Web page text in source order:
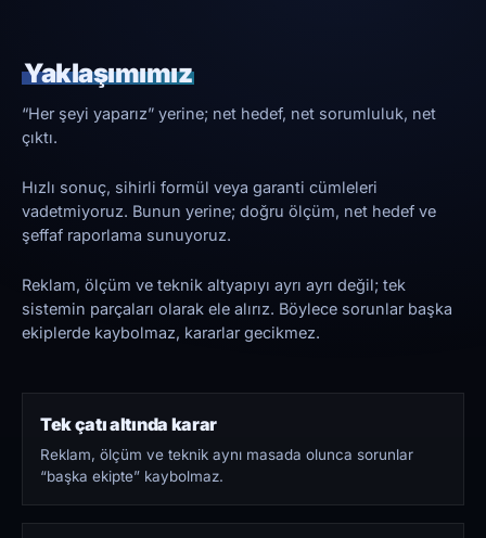
Yaklaşımımız
“Her şeyi yaparız” yerine; net hedef, net sorumluluk, net
çıktı.
Hızlı sonuç, sihirli formül veya garanti cümleleri
vadetmiyoruz. Bunun yerine; doğru ölçüm, net hedef ve
şeffaf raporlama sunuyoruz.
Reklam, ölçüm ve teknik altyapıyı ayrı ayrı değil; tek
sistemin parçaları olarak ele alırız. Böylece sorunlar başka
ekiplerde kaybolmaz, kararlar gecikmez.
Tek çatı altında karar
Reklam, ölçüm ve teknik aynı masada olunca sorunlar
“başka ekipte” kaybolmaz.